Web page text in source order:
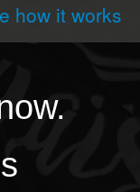
how it works